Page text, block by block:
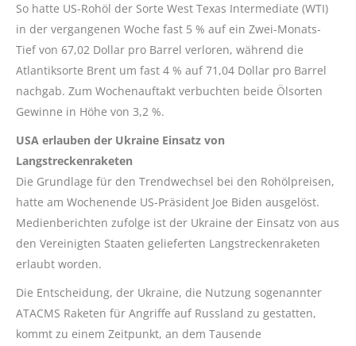
So hatte US-Rohöl der Sorte West Texas Intermediate (WTI)
in der vergangenen Woche fast 5 % auf ein Zwei-Monats-
Tief von 67,02 Dollar pro Barrel verloren, während die
Atlantiksorte Brent um fast 4 % auf 71,04 Dollar pro Barrel
nachgab. Zum Wochenauftakt verbuchten beide Ölsorten
Gewinne in Höhe von 3,2 %.
USA erlauben der Ukraine Einsatz von
Langstreckenraketen
Die Grundlage für den Trendwechsel bei den Rohölpreisen,
hatte am Wochenende US-Präsident Joe Biden ausgelöst.
Medienberichten zufolge ist der Ukraine der Einsatz von aus
den Vereinigten Staaten gelieferten Langstreckenraketen
erlaubt worden.
Die Entscheidung, der Ukraine, die Nutzung sogenannter
ATACMS Raketen für Angriffe auf Russland zu gestatten,
kommt zu einem Zeitpunkt, an dem Tausende